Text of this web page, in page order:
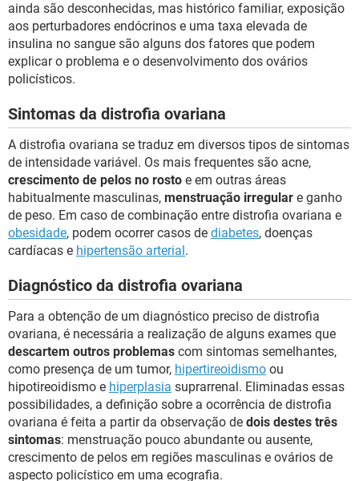
ainda são desconhecidas, mas histórico familiar, exposição
aos perturbadores endócrinos e uma taxa elevada de
insulina no sangue são alguns dos fatores que podem
explicar o problema e o desenvolvimento dos ovários
policísticos.
Sintomas da distrofia ovariana
A distrofia ovariana se traduz em diversos tipos de sintomas
de intensidade variável. Os mais frequentes são acne,
crescimento de pelos no rosto e em outras áreas
habitualmente masculinas, menstruação irregular e ganho
de peso. Em caso de combinação entre distrofia ovariana e
obesidade, podem ocorrer casos de diabetes, doenças
cardíacas e hipertensão arterial.
Diagnóstico da distrofia ovariana
Para a obtenção de um diagnóstico preciso de distrofia
ovariana, é necessária a realização de alguns exames que
descartem outros problemas com sintomas semelhantes,
como presença de um tumor, hipertireoidismo ou
hipotireoidismo e hiperplasia suprarrenal. Eliminadas essas
possibilidades, a definição sobre a ocorrência de distrofia
ovariana é feita a partir da observação de dois destes três
sintomas: menstruação pouco abundante ou ausente,
crescimento de pelos em regiões masculinas e ovários de
aspecto policístico em uma ecografia.